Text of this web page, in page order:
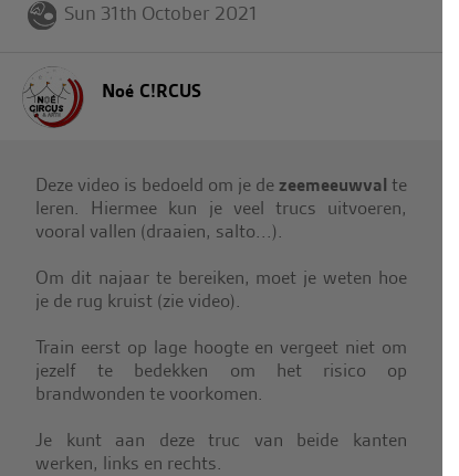
Sun 31th October 2021
Noé C!RCUS
Deze video is bedoeld om je dezeemeeuwval te
leren. Hiermee kun je veel trucs uitvoeren,
vooral vallen (draaien, salto...).
Om dit najaar te bereiken, moet je weten hoe
je de rug kruist (zie video).
Train eerst op lage hoogte en vergeet niet om
jezelf te bedekken om het risico op
brandwonden te voorkomen.
Je kunt aan deze truc van beide kanten
werken, links en rechts.